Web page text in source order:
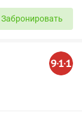
Забронировать